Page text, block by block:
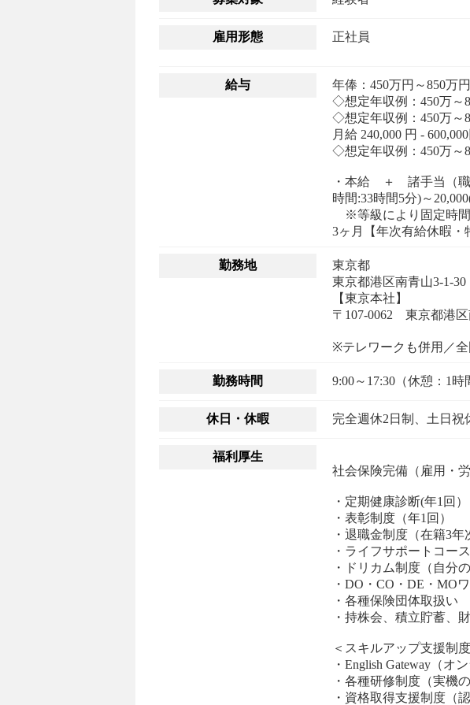
雇用形態 正社員
給与
年俸：450万円～850万円
◇想定年収例：450万～
◇想定年収例：450万～
月給 240,000 円 - 600,000
◇想定年収例：450万～
・本給 ＋ 諸手当（職
時間:33時間5分)～
※等級により固定時間
勤務地
東京都
東京都港区南青山3-1-30
【東京本社】
〒107-0062 東京都港区
勤務時間 9:00～17:30（休憩：1時
休日・休暇 完全週休2日制、土日祝
福利厚生
社会保険完備（雇用・
・定期健康診断(年1回）
・表彰制度（年1回）
・退職金制度（在籍3年
・ライフサポートコー
・ドリカム制度（自分
・DO・CO・DE・MO
・各種保険団体取扱い
・持株会、積立貯蓄、
＜スキルアップ支援制
・English Gateway（オ
・各種研修制度（実機
・資格取得支援制度（